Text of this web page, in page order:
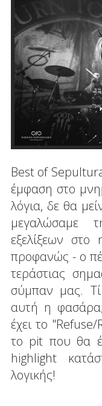
Best of
έμφαση στο
λόγια, δε θα
μεγαλώσαμε
εξελίξεων
προφανώς - ο
τεράστιας
σύμπαν μας. Τί
αυτή η
έχει το
το pit που θα
highlight
λογικής!